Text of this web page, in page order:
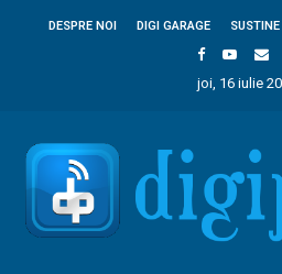
DESPRE NOI DIGI GARAGE SUSTINE
joi, 16 iulie